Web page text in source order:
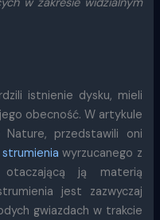
istnienie dysku, mieli
obecność. W artykule
przedstawili oni
strumienia wyrzucanego z
ją materią
jest zazwyczaj
gwiazdach w trakcie